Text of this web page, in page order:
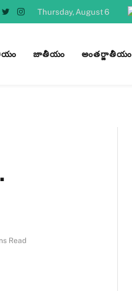
TwitterInstagram
Thursday, August 6
జాతీయం అంతర్జాతీయం
Read